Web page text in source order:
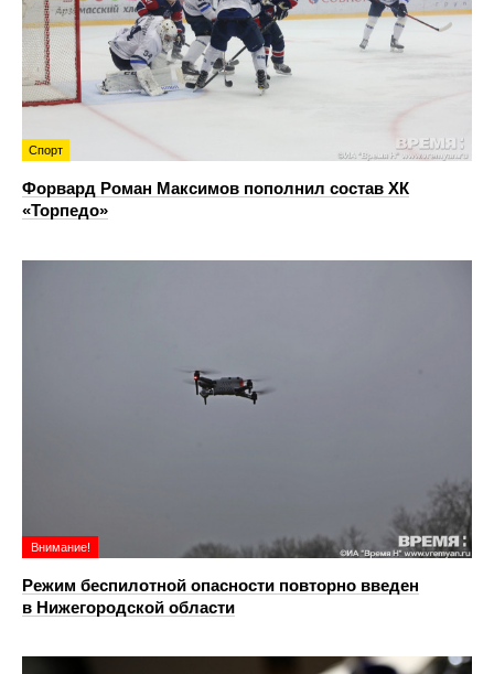
Спорт
Форвард Роман Максимов пополнил состав ХК
«Торпедо»
Внимание!
Режим беспилотной опасности повторно введен
в Нижегородской области